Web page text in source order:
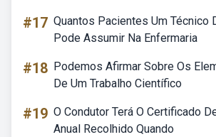
#17 Quantos Pacientes Um Técnico
Pode Assumir Na Enfermaria
#18 Podemos Afirmar Sobre Os
De Um Trabalho Científico
#19 O Condutor Terá O Certificado
Anual Recolhido Quando